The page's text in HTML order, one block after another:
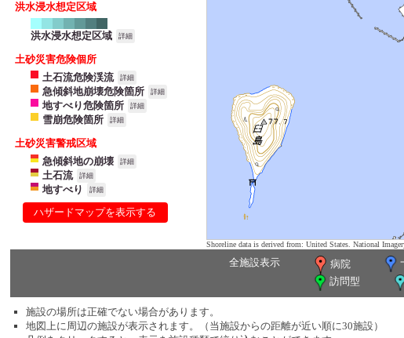
洪水浸水想定区域
洪水浸水想定区域 詳細
土砂災害危険個所
土石流危険渓流
詳細
急傾斜地崩壊危険箇所 詳細
地すべり危険箇所 詳細
雪崩危険箇所 詳細
土砂災害警戒区域
急傾斜地の崩壊
詳細
土石流 詳細
地すべり 詳細
ハザードマップを表示する
Shoreline data is derived from: United States. National
全施設表示 病院
訪問型
施設の場所は正確でない場合があります。
地図上に周辺の施設が表示されます。（当施設からの距離が近い順に30施設）